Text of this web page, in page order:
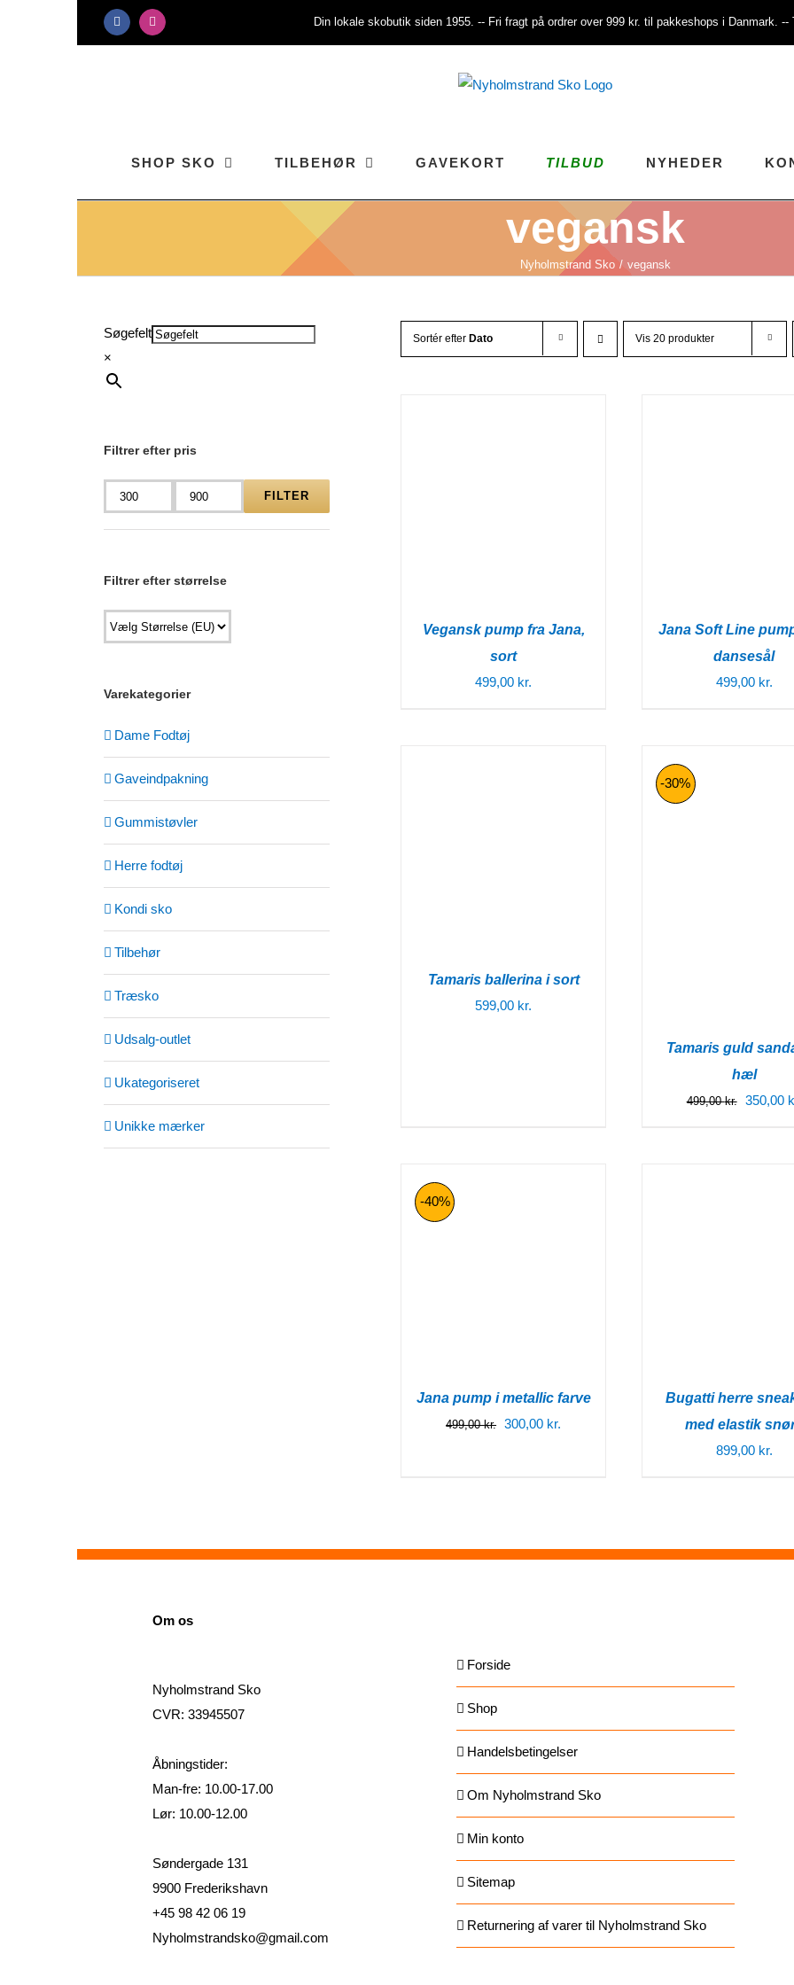
FacebookInstagram Din lokale skobutik siden 1955. -- Fri fragt på ordrer over 999 kr. til pakkeshops i Danmark. --
SHOP SKO TILBEHØR GAVEKORT TILBUD NYHEDER
vegansk
Nyholmstrand Sko vegansk
Sortér efter Dato Vis 20 produkter
Vegansk pump fra Jana,
sort
499,00 kr.
Jana Soft Line
dansesål
499,00 kr.
Tamaris ballerina i sort
599,00 kr.
-30%
Tamaris guld
hæl
499,00kr.
Den
350,00
-40%
Jana pump i metallic farve
499,00kr. Den
300,00 kr.
Bugatti herre
med elastik
899,00 kr.
Søgefelt
×
Filtrer efter pris
Mindste
pris
Højeste
pris
FILTER
Filtrer efter størrelse
Varekategorier
Dame Fodtøj
Gaveindpakning
Gummistøvler
Herre fodtøj
Kondi sko
Tilbehør
Træsko
Udsalg-outlet
Ukategoriseret
Unikke mærker
Om os
Nyholmstrand Sko
CVR: 33945507
Åbningstider:
Man-fre: 10.00-17.00
Lør: 10.00-12.00
Søndergade 131
9900 Frederikshavn
+45 98 42 06 19
Nyholmstrandsko@gmail.com
Forside
Shop
Handelsbetingelser
Om Nyholmstrand Sko
Min konto
Sitemap
Returnering af varer til Nyholmstrand Sko